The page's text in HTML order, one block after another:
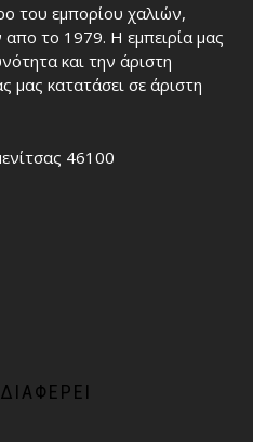
του εμπορίου χαλιών,
το 1979. Η εμπειρία μας
και την άριστη
μας κατατάσει σε άριστη
46100